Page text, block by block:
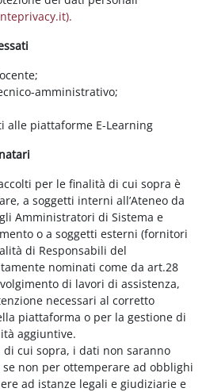
amministrativo;
alle piattaforme E-Learning
per le finalità di cui sopra è
a soggetti interni all’Ateneo da
Amministratori di Sistema e
o a soggetti esterni (fornitori
di Responsabili del
nominati come da art.28
di lavori di assistenza,
necessari al corretto
piattaforma o per la gestione di
aggiuntive.
cui sopra, i dati non saranno
non per ottemperare ad obblighi
ad istanze legali e giudiziarie e